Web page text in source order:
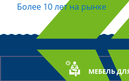
Более 10 лет на рынке
МЕБЕЛЬ